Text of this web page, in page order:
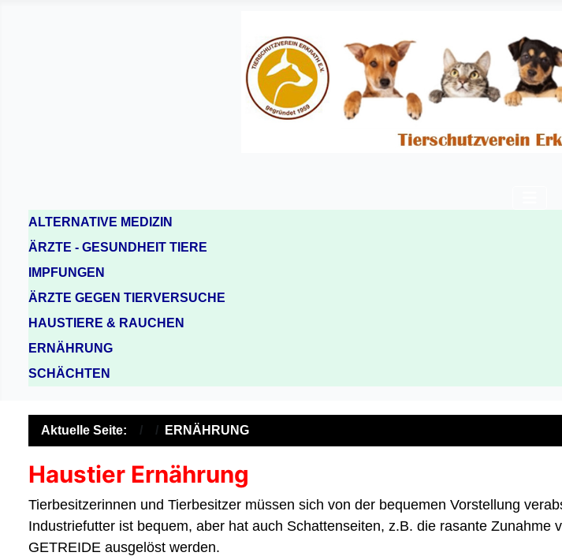
ALTERNATIVE MEDIZIN
ÄRZTE - GESUNDHEIT TIERE
IMPFUNGEN
ÄRZTE GEGEN TIERVERSUCHE
HAUSTIERE & RAUCHEN
ERNÄHRUNG
SCHÄCHTEN
Aktuelle Seite: ERNÄHRUNG
Haustier Ernährung
Tierbesitzerinnen und Tierbesitzer müssen sich von der bequemen Vorstellung
Industriefutter ist bequem, aber hat auch Schattenseiten, z.B. die rasante
GETREIDE ausgelöst werden.